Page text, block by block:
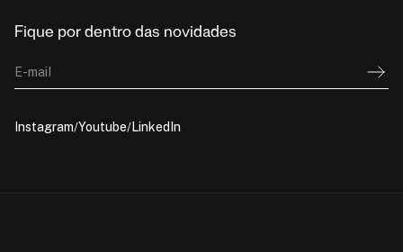
Fique por dentro das novidades
E-mail
Instagram Youtube LinkedIn